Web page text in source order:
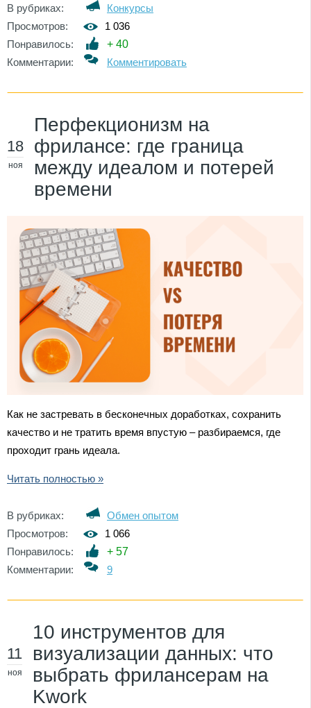
В рубриках:
Конкурсы
Просмотров:
1 036
Понравилось:
+ 40
Комментарии:
Комментировать
18
ноя
Перфекционизм на
фрилансе: где граница
между идеалом и потерей
времени
Как не застревать в бесконечных доработках, сохранить
качество и не тратить время впустую – разбираемся, где
проходит грань идеала.
Читать полностью »
В рубриках:
Обмен опытом
Просмотров:
1 066
Понравилось:
+ 57
Комментарии:
9
11
ноя
10 инструментов для
визуализации данных: что
выбрать фрилансерам на
Kwork